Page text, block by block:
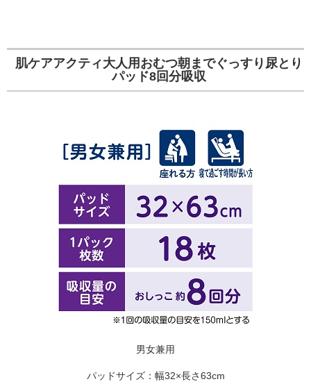
肌ケアアクティ大人用おむつ朝までぐっすり尿とり
パッド8回分吸収
男女兼用
パッドサイズ：幅32×長さ63cm